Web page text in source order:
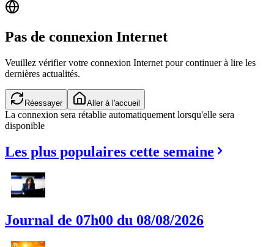
Pas de connexion Internet
Veuillez vérifier votre connexion Internet pour continuer à lire les
dernières actualités.
Réessayer Aller à l'accueil
La connexion sera rétablie automatiquement lorsqu'elle sera
disponible
Les plus populaires cette semaine
Journal de 07h00 du 08/08/2026